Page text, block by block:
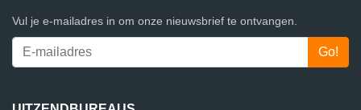
Vul je e-mailadres in om onze nieuwsbrief te ontvangen.